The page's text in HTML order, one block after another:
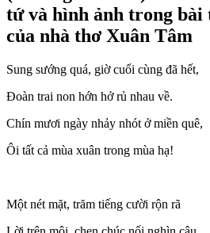
tứ và hình ảnh trong bài
của nhà thơ Xuân Tâm
Sung sướng quá, giờ cuối cùng đã hết,
Ðoàn trai non hớn hở rủ nhau về.
Chín mươi ngày nhảy nhót ở miền quê,
Ôi tất cả mùa xuân trong mùa hạ!
Một nét mặt, trăm tiếng cười rộn rã